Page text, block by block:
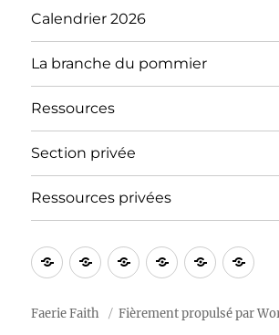
Calendrier 2026
La branche du pommier
Ressources
Section privée
Ressources privées
À
propos
Blog Section
privée
Calendrier
2026
Faerie Faith Fièrement propulsé par